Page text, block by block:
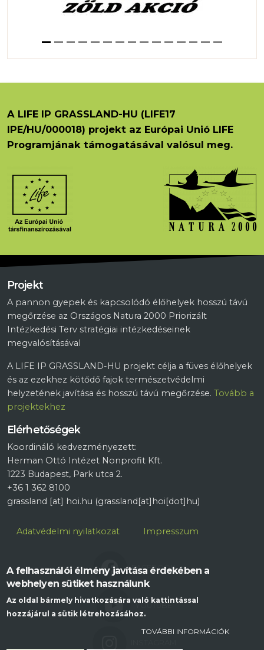
A LIFE IP GRASSLAND-HU (LIFE17
IPE/HU/000018) projekt az Európai Unió LIFE
Programjának támogatásával valósul meg.
Projekt
A pannon gyepek és kapcsolódó élőhelyek hosszú távú
megőrzése az Országos Natura 2000 Priorizált
Intézkedési Terv stratégiai intézkedéseinek
megvalósításával
A LIFE IP GRASSLAND-HU projekt célja a füves élőhelyek
és az ezekhez kötődő fajok természetvédelmi
helyzetének javítása és hosszú távú megőrzése. Tovább a
projektekhez
Elérhetőségek
Koordináló kedvezményezett:
Herman Ottó Intézet Nonprofit Kft.
1223 Budapest, Park utca 2.
+36 1 362 8100
grassland [at] hoi.hu (grassland[at]hoi[dot]hu)
Lábléc
Adatvédelmi nyilatkozat Impresszum
FACEBOOK
YOUTUBE
A felhasználói élmény javítása érdekében a
webhelyen sütiket használunk
Az oldal bármely hivatkozására való kattintással
hozzájárul a sütik létrehozásához.
TOVÁBBI INFORMÁCIÓK